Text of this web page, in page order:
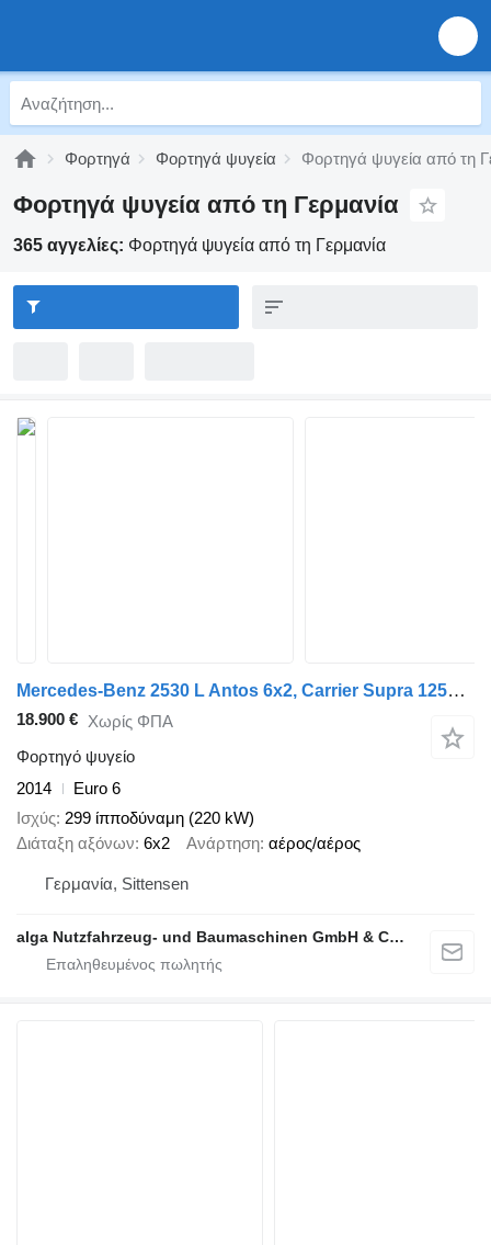
Φορτηγά Φορτηγά ψυγεία Φορτηγά ψυγεία από τη
Φορτηγά ψυγεία από τη Γερμανία
365 αγγελίες: Φορτηγά ψυγεία από τη Γερμανία
Mercedes-Benz 2530 L Antos 6x2, Carrier Supra 1250, LBW, Klima
18.900 € Χωρίς ΦΠΑ
Φορτηγό ψυγείο
2014
Euro 6
Ισχύς 299 ίπποδύναμη (220 kW)
Διάταξη αξόνων 6x2 Ανάρτηση αέρος/αέρος
Γερμανία, Sittensen
alga Nutzfahrzeug- und Baumaschinen GmbH & Co. KG